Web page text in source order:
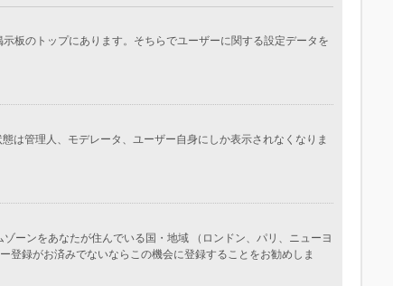
板のトップにあります。そちらでユーザーに関する設定データを
は管理人、モデレータ、ユーザー自身にしか表示されなくなりま
ーンをあなたが住んでいる国・地域 （ロンドン、パリ、ニューヨ
登録がお済みでないならこの機会に登録することをお勧めしま